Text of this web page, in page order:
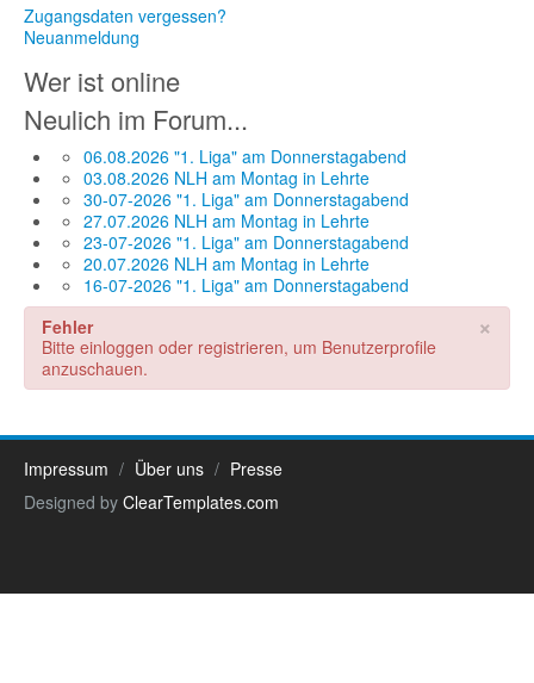
Community
Zugangsdaten vergessen?
Neuanmeldung
Wer ist online
Neulich im Forum...
06.08.2026 "1. Liga" am Donnerstagabend
03.08.2026 NLH am Montag in Lehrte
30-07-2026 "1. Liga" am Donnerstagabend
27.07.2026 NLH am Montag in Lehrte
23-07-2026 "1. Liga" am Donnerstagabend
20.07.2026 NLH am Montag in Lehrte
16-07-2026 "1. Liga" am Donnerstagabend
×
Fehler
Bitte einloggen oder registrieren, um Benutzerprofile
anzuschauen.
Impressum Über uns
Presse
Designed by ClearTemplates.com